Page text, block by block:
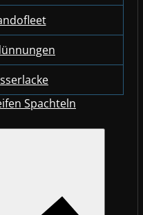
Spachteln